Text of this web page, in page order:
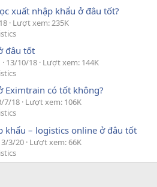
xuất nhập khẩu ở đâu tốt?
Lượt xem: 235K
đâu tốt
13/10/18 Lượt xem: 144K
Eximtrain có tốt không?
7/18 Lượt xem: 106K
khẩu – logistics online ở đâu tốt
3/3/20 Lượt xem: 66K